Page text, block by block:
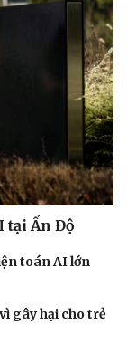
tại Ấn Độ
toán AI lớn
gây hại cho trẻ